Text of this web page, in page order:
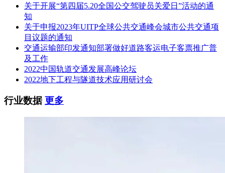
关于开展“第四届5.20全国公交驾驶员关爱日”活动的通
知
关于申报2023年UITP全球公共交通峰会城市公共交通项
目议题的通知
交通运输部印发通知部署做好道路客运电子客票推广普
及工作
2022中国轨道交通发展高峰论坛
2022地下工程与隧道技术应用研讨会
行业数据更多